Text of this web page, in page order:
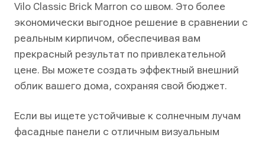
Vilo Classic Brick Marron со швом. Это более
экономически выгодное решение в сравнении с
реальным кирпичом, обеспечивая вам
прекрасный результат по привлекательной
цене. Вы можете создать эффектный внешний
облик вашего дома, сохраняя свой бюджет.
Если вы ищете устойчивые к солнечным лучам
фасадные панели с отличным визуальным